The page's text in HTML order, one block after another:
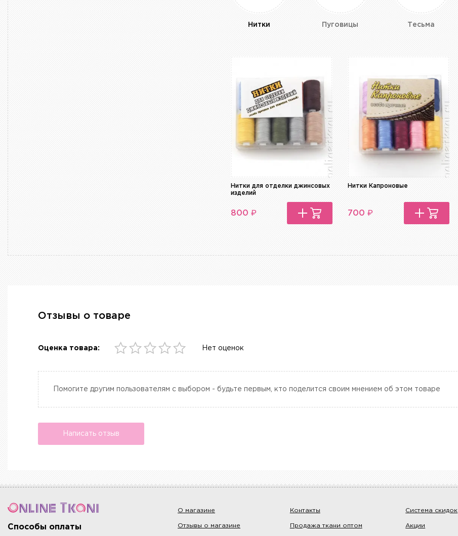
Нитки Пуговицы Тесьма
Нитки для отделки джинсовых
изделий
800 ₽
Нитки Капроновые
700 ₽
Отзывы о товаре
Оценка товара: Нет оценок
Помогите другим пользователям с выбором - будьте первым, кто поделится своим мнением об этом товаре
Написать отзыв
Способы оплаты
О магазине
Отзывы о магазине
Контакты
Продажа ткани оптом
Система скидок
Акции